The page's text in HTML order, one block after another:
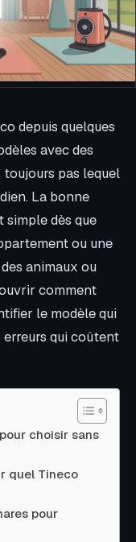
depuis quelques
avec des
toujours pas lequel
La bonne
simple dès que
ou une
animaux ou
comment
le modèle qui
qui coûtent
choisir sans
quel Tineco
pour